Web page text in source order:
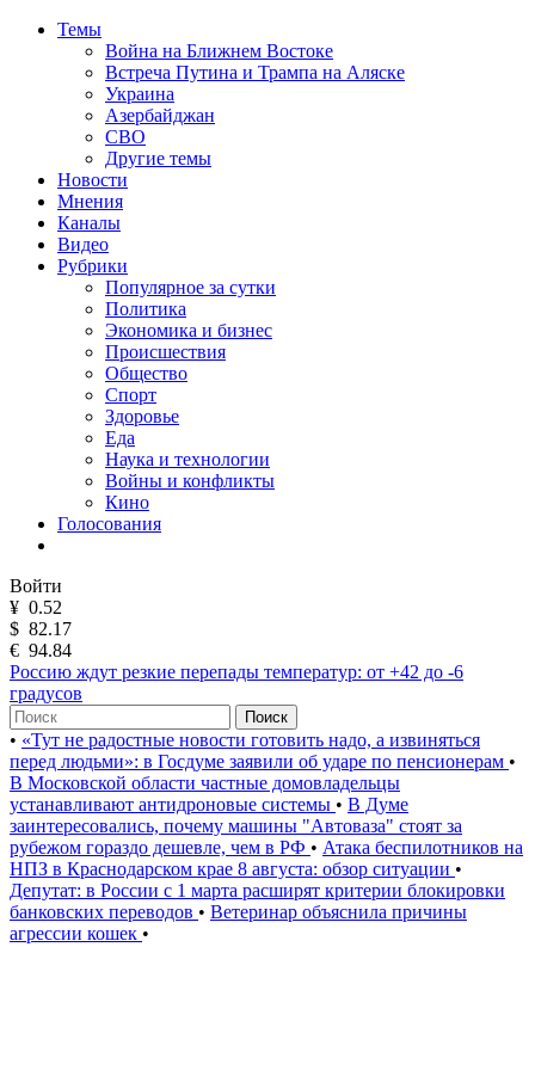
Темы
Война на Ближнем Востоке
Встреча Путина и Трампа на Аляске
Украина
Азербайджан
СВО
Другие темы
Новости
Мнения
Каналы
Видео
Рубрики
Популярное за сутки
Политика
Экономика и бизнес
Происшествия
Общество
Спорт
Здоровье
Еда
Наука и технологии
Войны и конфликты
Кино
Голосования
Войти
¥ 0.52
$ 82.17
€ 94.84
Россию ждут резкие перепады температур: от +42 до -6
градусов
Поиск
• «Тут не радостные новости готовить надо, а извиняться
перед людьми»: в Госдуме заявили об ударе по пенсионерам •
В Московской области частные домовладельцы
устанавливают антидроновые системы • В Думе
заинтересовались, почему машины "Автоваза" стоят за
рубежом гораздо дешевле, чем в РФ • Атака беспилотников на
НПЗ в Краснодарском крае 8 августа: обзор ситуации •
Депутат: в России с 1 марта расширят критерии блокировки
банковских переводов • Ветеринар объяснила причины
агрессии кошек •